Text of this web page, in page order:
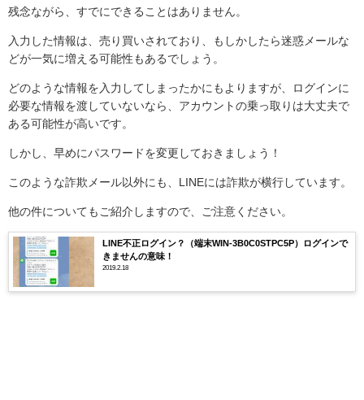
残念ながら、すでにできることはありません。
入力した情報は、売り買いされており、もしかしたら迷惑メールな
どが一気に増える可能性もあるでしょう。
どのような情報を入力してしまったかにもよりますが、ログインに
必要な情報を渡していないなら、アカウントの乗っ取りは大丈夫で
ある可能性が高いです。
しかし、早めにパスワードを変更しておきましょう！
このような詐欺メール以外にも、LINEには詐欺が横行しています。
他の件についてもご紹介しますので、ご注意ください。
LINE不正ログイン？（端末WIN-3B0C0STPC5P）ログインで
きませんの意味！
2019.2.18